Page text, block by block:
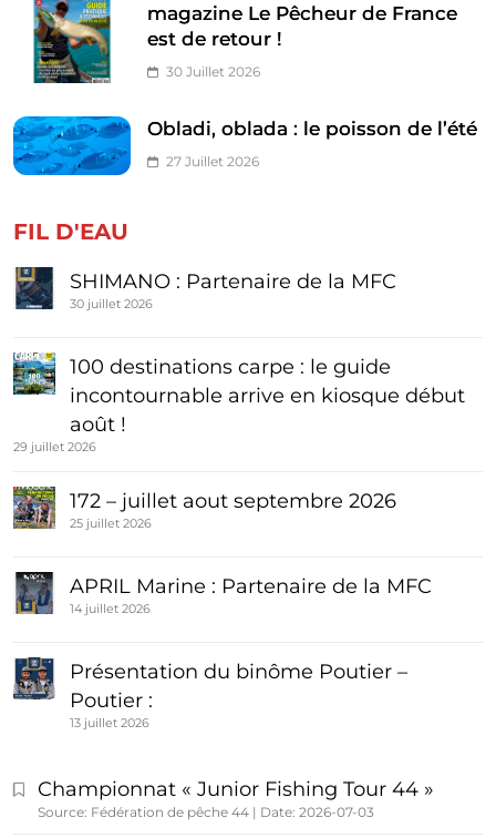
magazine Le Pêcheur de France
est de retour !
30 Juillet 2026
Obladi, oblada : le poisson de l’été
27 Juillet 2026
FIL D'EAU
SHIMANO : Partenaire de la MFC
30 juillet 2026
100 destinations carpe : le guide
incontournable arrive en kiosque début
août !
29 juillet 2026
172 – juillet aout septembre 2026
25 juillet 2026
APRIL Marine : Partenaire de la MFC
14 juillet 2026
Présentation du binôme Poutier –
Poutier :
13 juillet 2026
Championnat « Junior Fishing Tour 44 »
Source: Fédération de pêche 44 Date: 2026-07-03